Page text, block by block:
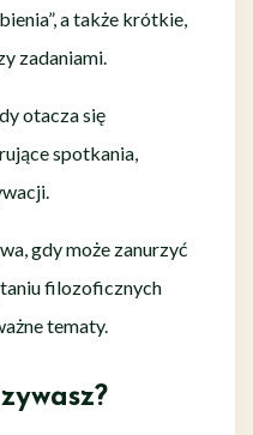
a także krótkie,
zadaniami.
otacza się
spotkania,
gdy może zanurzyć
filozoficznych
tematy.